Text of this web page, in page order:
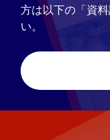
方は以下の「資
い。